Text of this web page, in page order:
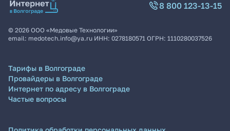
8 800 123-13-15
© 2026 ООО «Медовые Технологии»
email: medotech.info@ya.ru ИНН: 0278180571 ОГРН: 1110280037526
Тарифы в Волгограде
Провайдеры в Волгограде
Интернет по адресу в Волгограде
Частые вопросы